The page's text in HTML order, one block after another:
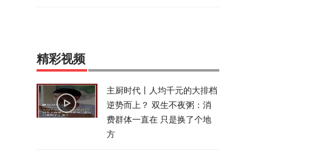
精彩视频
主厨时代丨人均千元的大排档
逆势而上？ 双生不夜粥：消
费群体一直在 只是换了个地
方